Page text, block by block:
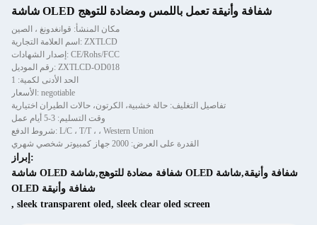
شاشة OLED شفافة وأنيقة تعمل باللمس ومضادة للتوهج
مكان المنشأ: قوانغدونغ ، الصين
اسم العلامة التجارية: ZXTLCD
إصدار الشهادات: CE/Rohs/FCC
رقم الموديل: ZXTLCD-OD018
الحد الأدنى لكمية: 1
الأسعار: negotiable
تفاصيل التغليف: حالة خشبية، الكرتون، حالات الطيران اختيارية
وقت التسليم: 3-5 أيام عمل
شروط الدفع: L/C ، T/T ، ، Western Union
القدرة على العرض: 2000 جهاز كمبيوتر شخصي شهري
إبراز:
شاشة OLED شفافة مضادة للتوهج,شاشة OLED شفافة وأنيقة,شاشة
OLED شفافة وأنيقة
, sleek transparent oled, sleek clear oled screen